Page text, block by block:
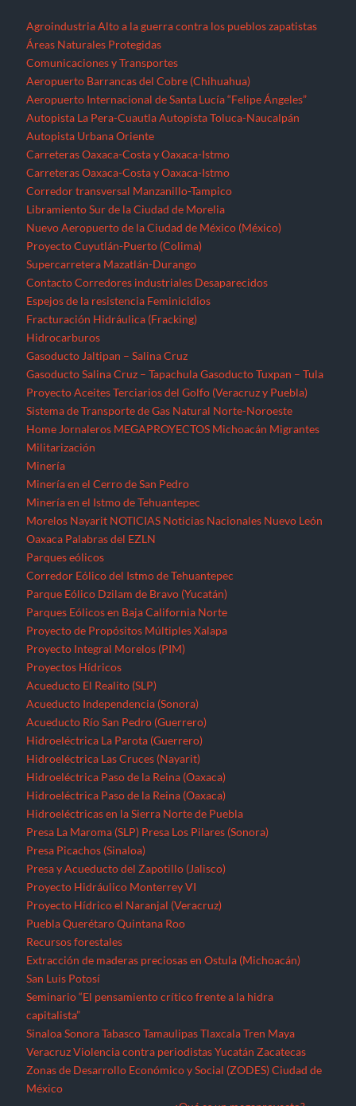
Agroindustria Alto a la guerra contra los pueblos zapatistas
Áreas Naturales Protegidas
Comunicaciones y Transportes
Aeropuerto Barrancas del Cobre (Chihuahua)
Aeropuerto Internacional de Santa Lucía “Felipe Ángeles”
Autopista La Pera-Cuautla Autopista Toluca-Naucalpán
Autopista Urbana Oriente
Carreteras Oaxaca-Costa y Oaxaca-Istmo
Carreteras Oaxaca-Costa y Oaxaca-Istmo
Corredor transversal Manzanillo-Tampico
Libramiento Sur de la Ciudad de Morelia
Nuevo Aeropuerto de la Ciudad de México (México)
Proyecto Cuyutlán-Puerto (Colima)
Supercarretera Mazatlán-Durango
Contacto Corredores industriales Desaparecidos
Espejos de la resistencia Feminicidios
Fracturación Hidráulica (Fracking)
Hidrocarburos
Gasoducto Jaltipan – Salina Cruz
Gasoducto Salina Cruz – Tapachula Gasoducto Tuxpan – Tula
Proyecto Aceites Terciarios del Golfo (Veracruz y Puebla)
Sistema de Transporte de Gas Natural Norte-Noroeste
Home Jornaleros MEGAPROYECTOS Michoacán Migrantes
Militarización
Minería
Minería en el Cerro de San Pedro
Minería en el Istmo de Tehuantepec
Morelos Nayarit NOTICIAS Noticias Nacionales Nuevo León
Oaxaca Palabras del EZLN
Parques eólicos
Corredor Eólico del Istmo de Tehuantepec
Parque Eólico Dzilam de Bravo (Yucatán)
Parques Eólicos en Baja California Norte
Proyecto de Propósitos Múltiples Xalapa
Proyecto Integral Morelos (PIM)
Proyectos Hídricos
Acueducto El Realito (SLP)
Acueducto Independencia (Sonora)
Acueducto Río San Pedro (Guerrero)
Hidroeléctrica La Parota (Guerrero)
Hidroeléctrica Las Cruces (Nayarit)
Hidroeléctrica Paso de la Reina (Oaxaca)
Hidroeléctrica Paso de la Reina (Oaxaca)
Hidroeléctricas en la Sierra Norte de Puebla
Presa La Maroma (SLP) Presa Los Pilares (Sonora)
Presa Picachos (Sinaloa)
Presa y Acueducto del Zapotillo (Jalisco)
Proyecto Hidráulico Monterrey VI
Proyecto Hídrico el Naranjal (Veracruz)
Puebla Querétaro Quintana Roo
Recursos forestales
Extracción de maderas preciosas en Ostula (Michoacán)
San Luis Potosí
Seminario “El pensamiento crítico frente a la hidra
capitalista”
Sinaloa Sonora Tabasco Tamaulipas Tlaxcala Tren Maya
Veracruz Violencia contra periodistas Yucatán Zacatecas
Zonas de Desarrollo Económico y Social (ZODES) Ciudad de
México